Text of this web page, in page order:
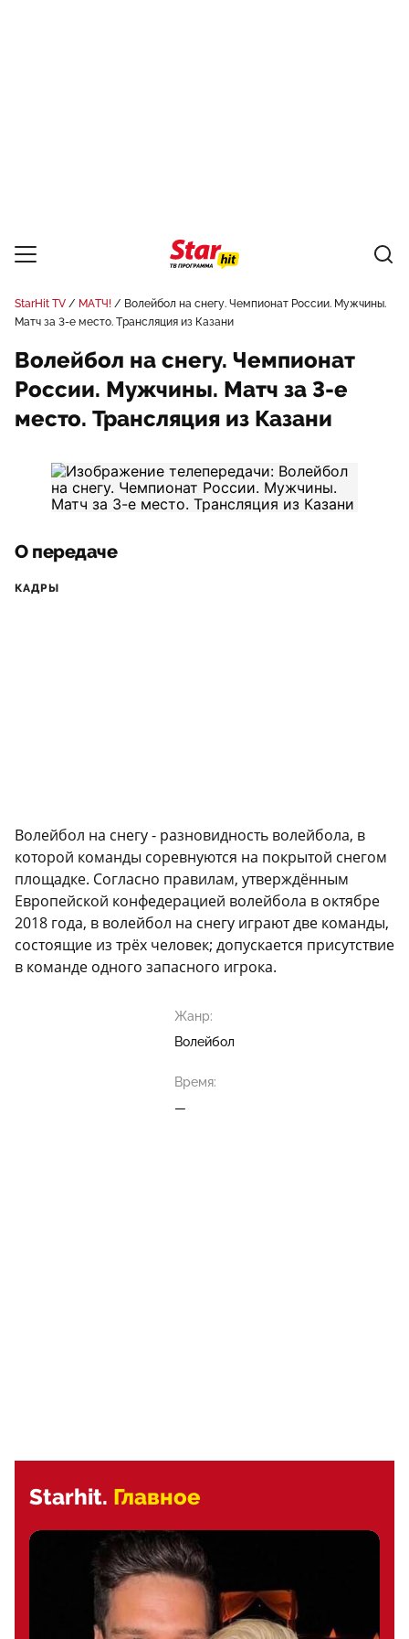
StarHit TV МАТЧ!
Волейбол на снегу. Чемпионат России. Мужчины.
Матч за 3-е место. Трансляция из Казани
Волейбол на снегу. Чемпионат
России. Мужчины. Матч за 3-е
место. Трансляция из Казани
О передаче
КАДРЫ
Волейбол на снегу - разновидность волейбола, в
которой команды соревнуются на покрытой снегом
площадке. Согласно правилам, утверждённым
Европейской конфедерацией волейбола в октябре
2018 года, в волейбол на снегу играют две команды,
состоящие из трёх человек; допускается присутствие
в команде одного запасного игрока.
Жанр:
Волейбол
Время:
—
Starhit. Главное